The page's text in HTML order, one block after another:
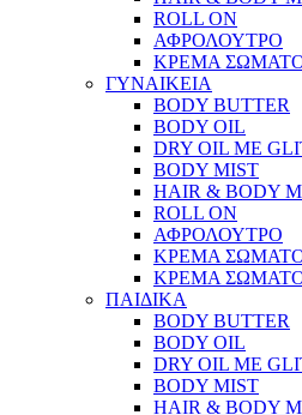
ROLL ON
ΑΦΡΟΛΟΥΤΡΟ
ΚΡΕΜΑ
ΓΥΝΑΙΚΕΙΑ
BODY BUTTER
BODY OIL
DRY OIL ΜΕ
BODY MIST
HAIR & BODY
ROLL ON
ΑΦΡΟΛΟΥΤΡΟ
ΚΡΕΜΑ
ΚΡΕΜΑ
ΠΑΙΔΙΚΑ
BODY BUTTER
BODY OIL
DRY OIL ΜΕ
BODY MIST
HAIR & BODY